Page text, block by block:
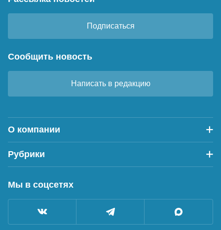
Подписаться
Сообщить новость
Написать в редакцию
О компании
Рубрики
Мы в соцсетях